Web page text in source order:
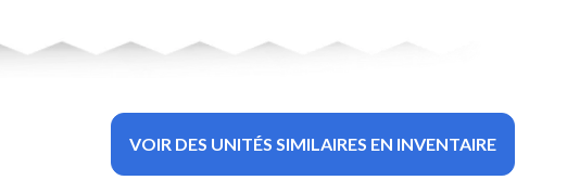
VOIR DES UNITÉS SIMILAIRES EN INVENTAIRE